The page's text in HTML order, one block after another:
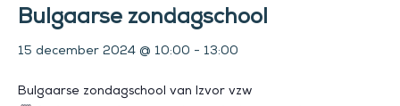
Bulgaarse zondagschool
15 december 2024 @ 10:00 - 13:00
Bulgaarse zondagschool van Izvor vzw